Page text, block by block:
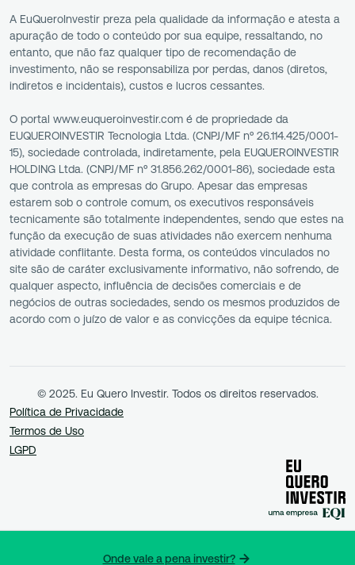
Onde vale a pena investir?
A EuQueroInvestir preza pela qualidade da informação e atesta a
apuração de todo o conteúdo por sua equipe, ressaltando, no
entanto, que não faz qualquer tipo de recomendação de
investimento, não se responsabiliza por perdas, danos (diretos,
indiretos e incidentais), custos e lucros cessantes.
O portal www.euqueroinvestir.com é de propriedade da
EUQUEROINVESTIR Tecnologia Ltda. (CNPJ/MF nº 26.114.425/0001-
15), sociedade controlada, indiretamente, pela EUQUEROINVESTIR
HOLDING Ltda. (CNPJ/MF nº 31.856.262/0001-86), sociedade esta
que controla as empresas do Grupo. Apesar das empresas
estarem sob o controle comum, os executivos responsáveis
tecnicamente são totalmente independentes, sendo que estes na
função da execução de suas atividades não exercem nenhuma
atividade conflitante. Desta forma, os conteúdos vinculados no
site são de caráter exclusivamente informativo, não sofrendo, de
qualquer aspecto, influência de decisões comerciais e de
negócios de outras sociedades, sendo os mesmos produzidos de
acordo com o juízo de valor e as convicções da equipe técnica.
© 2025. Eu Quero Investir. Todos os direitos reservados.
Política de Privacidade
Termos de Uso
LGPD